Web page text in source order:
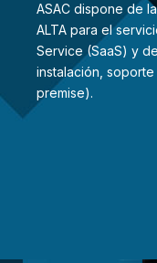
ASAC dispone de
ALTA para el
Service (SaaS) y
instalación,
premise).